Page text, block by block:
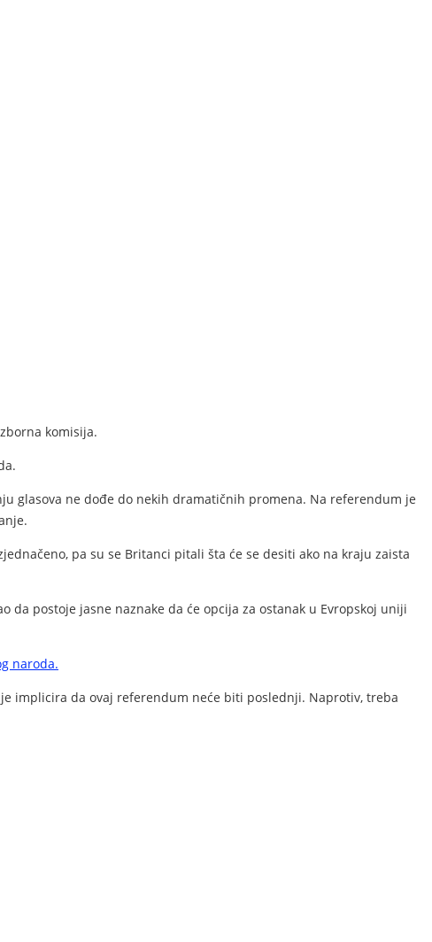
komisija.
glasova ne dođe do nekih dramatičnih promena. Na referendum je
pa su se Britanci pitali šta će se desiti ako na kraju zaista
da postoje jasne naznake da će opcija za ostanak u Evropskoj uniji
naroda.
implicira da ovaj referendum neće biti poslednji. Naprotiv, treba